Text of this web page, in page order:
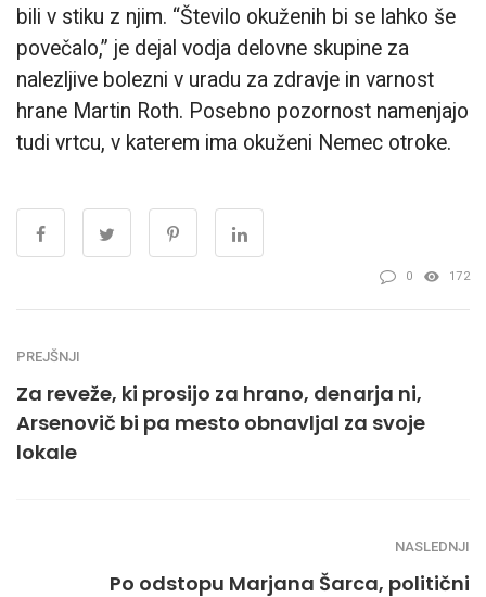
bili v stiku z njim. “Število okuženih bi se lahko še
povečalo,” je dejal vodja delovne skupine za
nalezljive bolezni v uradu za zdravje in varnost
hrane Martin Roth. Posebno pozornost namenjajo
tudi vrtcu, v katerem ima okuženi Nemec otroke.
0 172
PREJŠNJI
Za reveže, ki prosijo za hrano, denarja ni,
Arsenovič bi pa mesto obnavljal za svoje
lokale
NASLEDNJI
Po odstopu Marjana Šarca, politični